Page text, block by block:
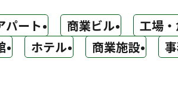
パート 商業ビル 工場
ホテル 商業施設